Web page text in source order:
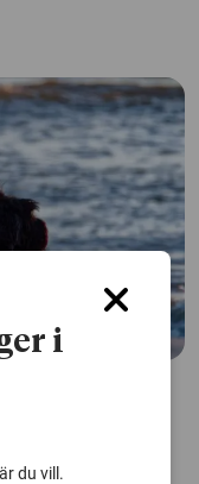
effekt på
i
du vill.